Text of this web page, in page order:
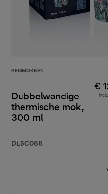
REISMOKKEN
Dubbelwandige
thermische mok,
300 ml
DLSC065
€